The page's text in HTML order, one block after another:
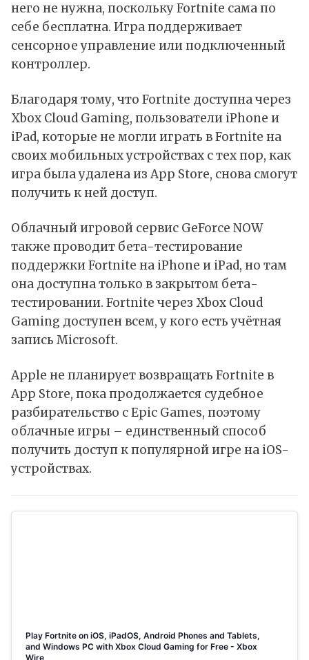
него не нужна, поскольку Fortnite сама по
себе бесплатна. Игра поддерживает
сенсорное управление или подключенный
контроллер.
Благодаря тому, что Fortnite доступна через
Xbox Cloud Gaming, пользователи iPhone и
iPad, которые не могли играть в Fortnite на
своих мобильных устройствах с тех пор, как
игра была удалена из App Store, снова смогут
получить к ней доступ.
Облачный игровой сервис GeForce NOW
также проводит бета-тестирование
поддержки Fortnite на iPhone и iPad, но там
она доступна только в закрытом бета-
тестировании. Fortnite через Xbox Cloud
Gaming доступен всем, у кого есть учётная
запись Microsoft.
Apple не планирует возвращать Fortnite в
App Store, пока продолжается судебное
разбирательство с Epic Games, поэтому
облачные игры – единственный способ
получить доступ к популярной игре на iOS-
устройствах.
Play Fortnite on iOS, iPadOS, Android Phones and Tablets,
and Windows PC with Xbox Cloud Gaming for Free - Xbox
Wire